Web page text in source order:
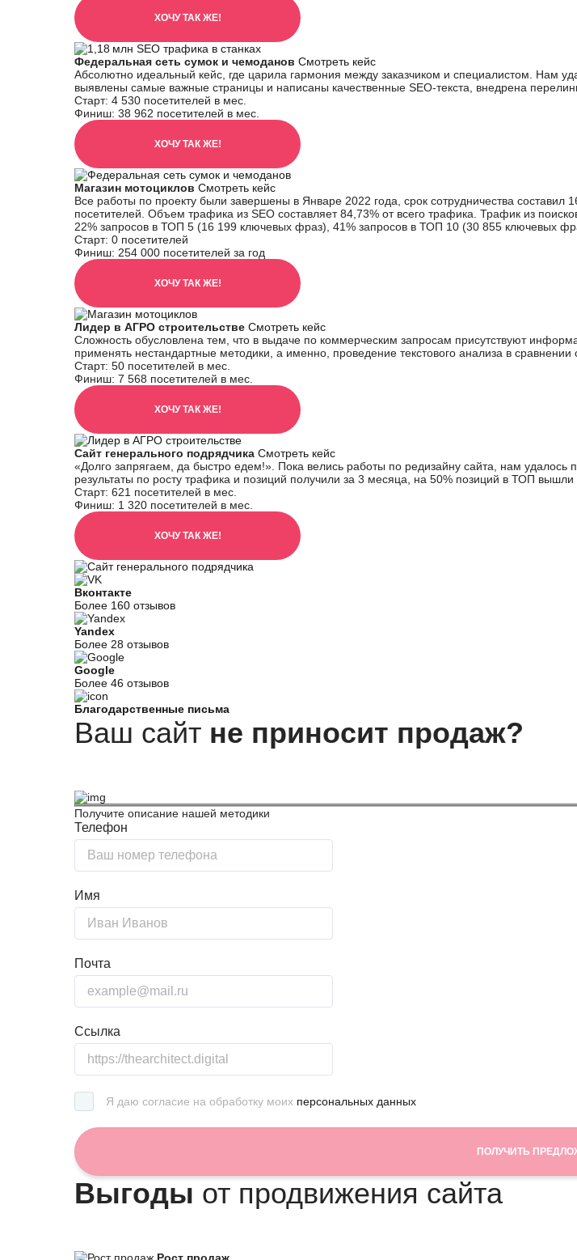
ХОЧУ ТАК ЖЕ!
Федеральная сеть сумок и чемоданов Смотреть кейс
Абсолютно идеальный кейс, где царила гармония между заказчиком и специалистом. Нам
выявлены самые важные страницы и написаны качественные SEO-текста, внедрена
Старт: 4 530 посетителей в мес.
Финиш: 38 962 посетителей в мес.
ХОЧУ ТАК ЖЕ!
Магазин мотоциклов Смотреть кейс
Все работы по проекту были завершены в Январе 2022 года, срок сотрудничества
посетителей. Объем трафика из SEO составляет 84,73% от всего трафика. Трафик из
22% запросов в ТОП 5 (16 199 ключевых фраз), 41% запросов в ТОП 10 (30 855 ключевых
Старт: 0 посетителей
Финиш: 254 000 посетителей за год
ХОЧУ ТАК ЖЕ!
Лидер в АГРО строительстве Смотреть кейс
Сложность обусловлена тем, что в выдаче по коммерческим запросам присутствуют
применять нестандартные методики, а именно, проведение текстового анализа в сравнении
Старт: 50 посетителей в мес.
Финиш: 7 568 посетителей в мес.
ХОЧУ ТАК ЖЕ!
Сайт генерального подрядчика Смотреть кейс
«Долго запрягаем, да быстро едем!». Пока велись работы по редизайну сайта, нам
результаты по росту трафика и позиций получили за 3 месяца, на 50% позиций в ТОП
Старт: 621 посетителей в мес.
Финиш: 1 320 посетителей в мес.
ХОЧУ ТАК ЖЕ!
Вконтакте
Более 160 отзывов
Yandex
Более 28 отзывов
Google
Более 46 отзывов
Благодарственные письма
Ваш сайт не приносит продаж?
Получите описание нашей методики
Телефон
Имя
Почта
Ссылка
Я даю согласие на обработку моих персональных данных
Выгоды от продвижения сайта